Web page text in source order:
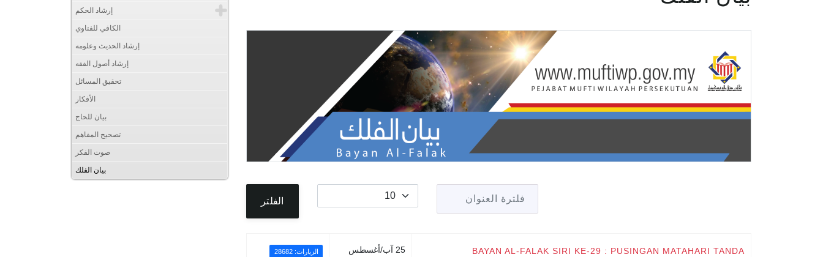
عدد الإظهارات:
الفلتر
BAYAN AL-FALAK SIRI KE-29 : PUSINGAN MATAHARI TANDA
25 آب/أغسطس
الزيارات: 28682
إرشاد الحكم
الكافي للفتاوي
إرشاد الحديث وعلومه
إرشاد أصول الفقه
تحقيق المسائل
الأفكار
بيان للحاج
تصحيح المفاهم
صوت الفكر
بيان الفلك